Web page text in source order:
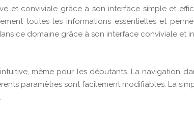
et conviviale grâce à son interface simple et
toutes les informations essentielles et
ce domaine grâce à son interface conviviale et
même pour les débutants. La navigation
paramètres sont facilement modifiables. La